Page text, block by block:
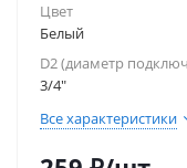
Цвет
Белый
D2 (диаметр
3/4"
Все характеристики